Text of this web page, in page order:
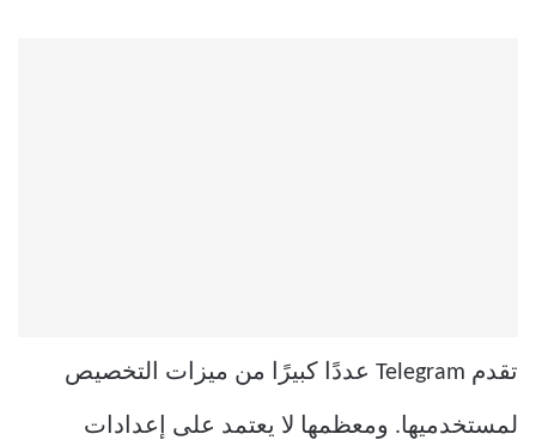
تقدم Telegram عددًا كبيرًا من ميزات التخصيص
لمستخدميها. ومعظمها لا يعتمد على إعدادات